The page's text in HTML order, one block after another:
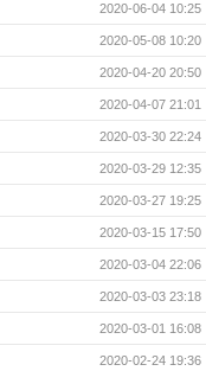
2020-06-04 10:25
2020-05-08 10:20
2020-04-20 20:50
2020-04-07 21:01
2020-03-30 22:24
2020-03-29 12:35
2020-03-27 19:25
2020-03-15 17:50
2020-03-04 22:06
2020-03-03 23:18
2020-03-01 16:08
2020-02-24 19:36